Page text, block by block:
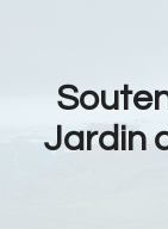
Jardin